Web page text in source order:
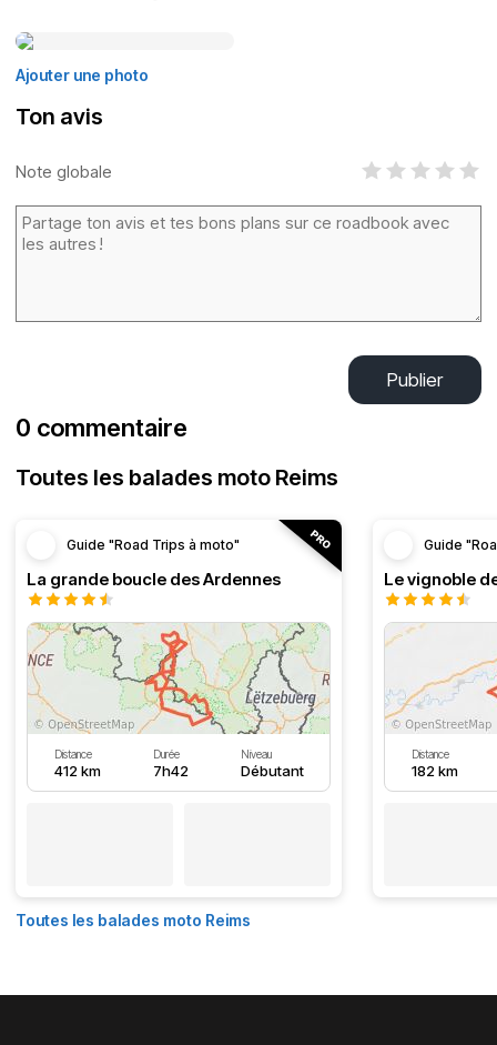
Ajouter une photo
Ton avis
Note globale
Publier
0 commentaire
Toutes les balades moto Reims
Guide "Road Trips à moto"
La grande boucle des Ardennes
Distance
412 km
Durée
7h42
Niveau
Débutant
Guide
Le vignoble
Distance
182 km
Toutes les balades moto Reims